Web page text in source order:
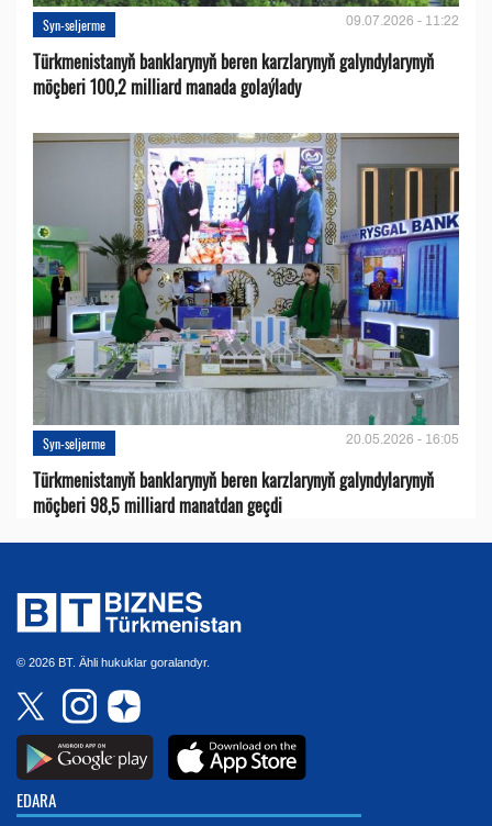
Syn-seljerme 09.07.2026 - 11:22
Türkmenistanyň banklarynyň beren karzlarynyň galyndylarynyň
möçberi 100,2 milliard manada golaýlady
Syn-seljerme 20.05.2026 - 16:05
Türkmenistanyň banklarynyň beren karzlarynyň galyndylarynyň
möçberi 98,5 milliard manatdan geçdi
© 2026 BT. Ähli hukuklar goralandyr.
EDARA